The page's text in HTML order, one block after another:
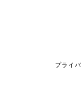
プライ